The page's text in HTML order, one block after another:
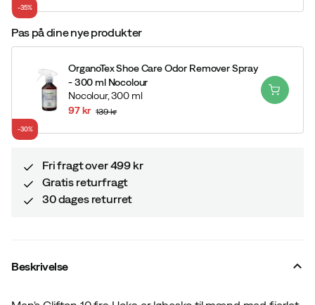
-35%
Pas på dine nye produkter
OrganoTex Shoe Care Odor Remover Spray
- 300 ml Nocolour
Nocolour,300 ml
97 kr 139 kr
-30%
Fri fragt over 499 kr
Gratis returfragt
30 dages returret
Beskrivelse